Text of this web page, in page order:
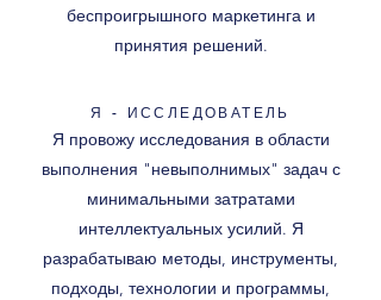
беспроигрышного маркетинга и
принятия решений.
Я - ИССЛЕДОВАТЕЛЬ
Я провожу исследования в области
выполнения "невыполнимых" задач с
минимальными затратами
интеллектуальных усилий. Я
разрабатываю методы, инструменты,
подходы, технологии и программы,